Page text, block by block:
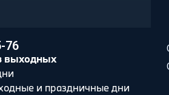
76
выходных
и праздничные дни